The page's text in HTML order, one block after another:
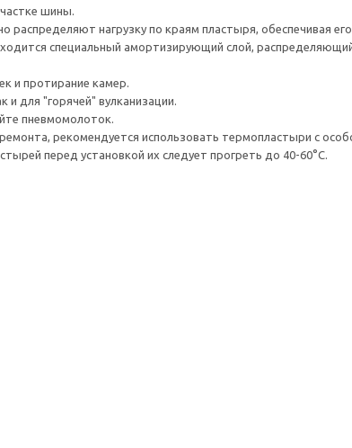
шины.
нагрузку по краям пластыря, обеспечивая
специальный амортизирующий слой,
и протирание камер.
для "горячей" вулканизации.
пневмомолоток.
рекомендуется использовать термопластыри с
перед установкой их следует прогреть до 40-60°С.